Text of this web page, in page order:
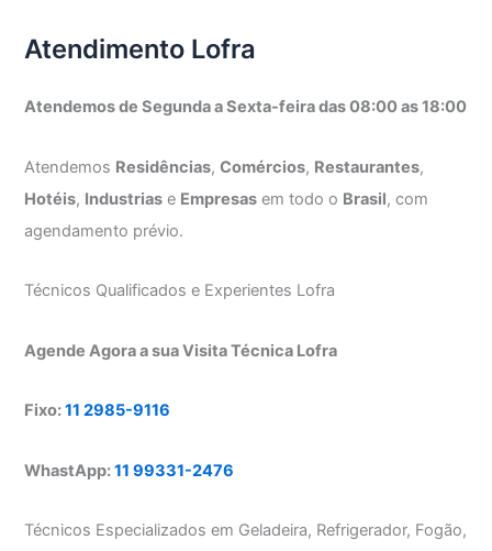
Atendimento Lofra
Atendemos de Segunda a Sexta-feira das 08:00 as 18:00
Atendemos Residências,Comércios, Restaurantes,
Hotéis, Industrias e Empresas em todo o Brasil, com
agendamento prévio.
Técnicos Qualificados e Experientes Lofra
Agende Agora a sua Visita Técnica Lofra
Fixo:11 2985-9116
WhastApp:11 99331-2476
Técnicos Especializados em Geladeira, Refrigerador, Fogão,